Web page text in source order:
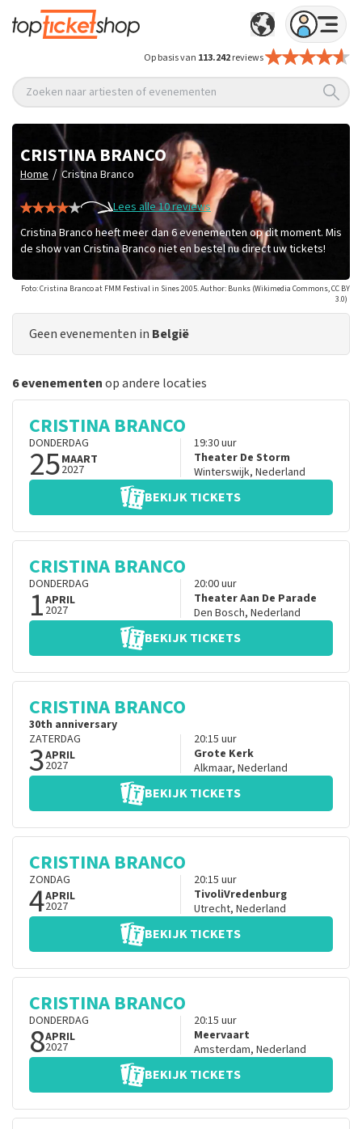
Op basis van 113.242reviews
Zoeken naar artiesten of evenementen
CRISTINA BRANCO
Home / Cristina Branco
Lees alle 10 reviews
Cristina Branco heeft meer dan 6 evenementen op dit moment. Mis
de show van Cristina Branco niet en bestel nu direct uw tickets!
Foto: Cristina Branco at FMM Festival in Sines 2005. Author: Bunks (Wikimedia Commons, CC BY
3.0)
Geen evenementen in België
6 evenementenop andere locaties
CRISTINA BRANCO
DONDERDAG
25MAART
2027
19:30uur
Theater De Storm
Winterswijk, Nederland
BEKIJK TICKETS
CRISTINA BRANCO
DONDERDAG
1APRIL
2027
20:00uur
Theater Aan De Parade
Den Bosch, Nederland
BEKIJK TICKETS
CRISTINA BRANCO
30th anniversary
ZATERDAG
3APRIL
2027
20:15 uur
Grote Kerk
Alkmaar, Nederland
BEKIJK TICKETS
CRISTINA BRANCO
ZONDAG
4APRIL
2027
20:15 uur
TivoliVredenburg
Utrecht, Nederland
BEKIJK TICKETS
CRISTINA BRANCO
DONDERDAG
8APRIL
2027
20:15 uur
Meervaart
Amsterdam, Nederland
BEKIJK TICKETS